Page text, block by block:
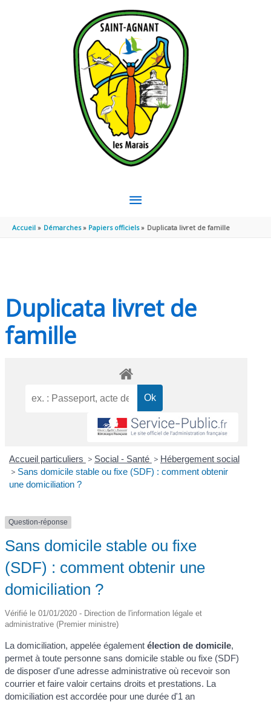
MENU
PRINCIPAL
Accueil Démarches Papiers officiels Duplicata livret de famille
Duplicata livret de
famille
Accueil particuliers > Social - Santé > Hébergement social
> Sans domicile stable ou fixe (SDF) : comment obtenir
une domiciliation ?
Question-réponse
Sans domicile stable ou fixe
(SDF) : comment obtenir une
domiciliation ?
Vérifié le 01/01/2020 - Direction de l'information légale et
administrative (Premier ministre)
La domiciliation, appelée égalementélection de domicile,
permet à toute personne sans domicile stable ou fixe (SDF)
de disposer d'une adresse administrative où recevoir son
courrier et faire valoir certains droits et prestations. La
domiciliation est accordée pour une durée d'1 an